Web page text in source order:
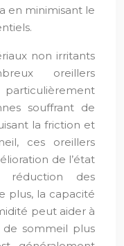
en minimisant le
non irritants
oreillers
souffrant de
la friction et
ces oreillers
de l’état
des
plus, la capacité
peut aider à
sommeil plus